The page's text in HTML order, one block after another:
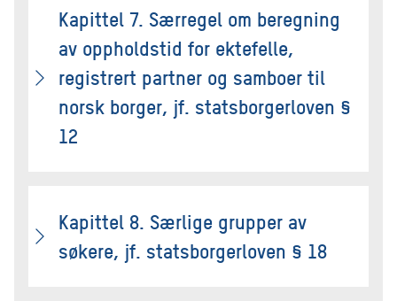
Kapittel 7. Særregel om beregning
av oppholdstid for ektefelle,
registrert partner og samboer til
norsk borger, jf. statsborgerloven §
12
Kapittel 8. Særlige grupper av
søkere, jf. statsborgerloven § 18